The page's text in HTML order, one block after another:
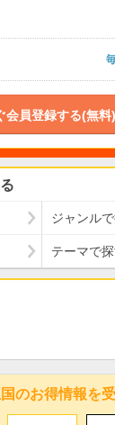
会員登録する(無料)
ジャンル
テーマで
のお得情報を